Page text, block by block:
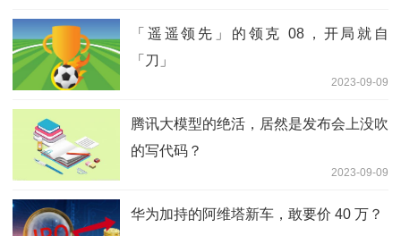
「遥遥领先」的领克 08，开局就自
「刀」
2023-09-09
腾讯大模型的绝活，居然是发布会上没吹
的写代码？
2023-09-09
华为加持的阿维塔新车，敢要价 40 万？